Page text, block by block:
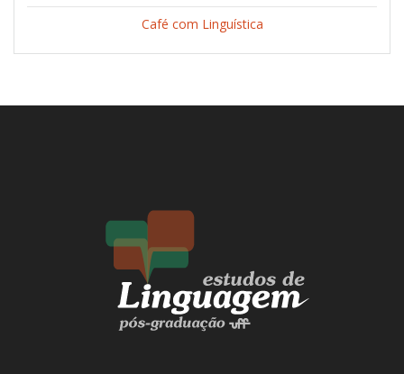
Café com Linguística